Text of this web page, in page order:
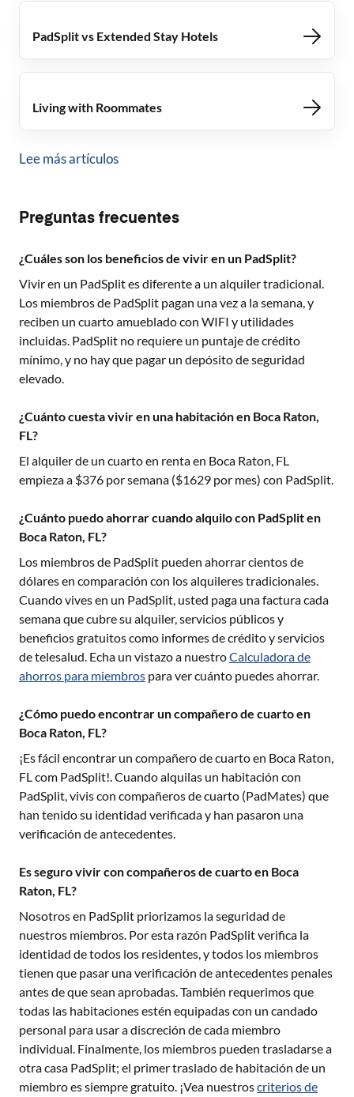
PadSplit vs Extended Stay Hotels
Living with Roommates
Lee más artículos
Preguntas frecuentes
¿Cuáles son los beneficios de vivir en un PadSplit?
Vivir en un PadSplit es diferente a un alquiler tradicional.
Los miembros de PadSplit pagan una vez a la semana, y
reciben un cuarto amueblado con WIFI y utilidades
incluidas. PadSplit no requiere un puntaje de crédito
mínimo, y no hay que pagar un depósito de seguridad
elevado.
¿Cuánto cuesta vivir en una habitación en Boca Raton,
FL?
El alquiler de un cuarto en renta en Boca Raton, FL
empieza a $376 por semana ($1629 por mes) con PadSplit.
¿Cuánto puedo ahorrar cuando alquilo con PadSplit en
Boca Raton, FL?
Los miembros de PadSplit pueden ahorrar cientos de
dólares en comparación con los alquileres tradicionales.
Cuando vives en un PadSplit, usted paga una factura cada
semana que cubre su alquiler, servicios públicos y
beneficios gratuitos como informes de crédito y servicios
de telesalud. Echa un vistazo a nuestroCalculadora de
ahorros para miembros para ver cuánto puedes ahorrar.
¿Cómo puedo encontrar un compañero de cuarto en
Boca Raton, FL?
¡Es fácil encontrar un compañero de cuarto en Boca Raton,
FLcom PadSplit!. Cuando alquilas un habitación con
PadSplit, vivis con compañeros de cuarto (PadMates) que
han tenido su identidad verificada y han pasaron una
verificación de antecedentes.
Es seguro vivir con compañeros de cuarto en Boca
Raton, FL?
Nosotros en PadSplit priorizamos la seguridad de
nuestros miembros. Por esta razón PadSplit verifica la
identidad de todos los residentes, y todos los miembros
tienen que pasar una verificación de antecedentes penales
antes de que sean aprobadas. También requerimos que
todas las habitaciones estén equipadas con un candado
personal para usar a discreción de cada miembro
individual. Finalmente, los miembros pueden trasladarse a
otra casa PadSplit; el primer traslado de habitación de un
miembro es siempre gratuito. ¡Vea nuestroscriterios de